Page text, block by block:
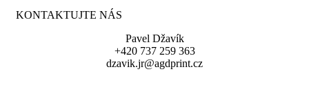
KONTAKTUJTE NÁS
Pavel Džavík
+420 737 259 363
dzavik.jr@agdprint.cz